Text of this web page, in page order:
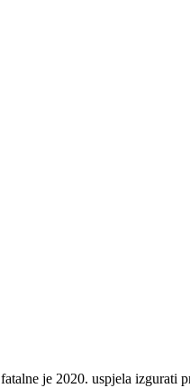
fatalne je 2020. uspjela izgurati